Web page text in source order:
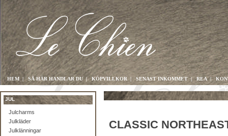
HEM | SÅ HÄR HANDLAR DU |KÖPVILLKOR | SENAST INKOMMET|REA|
JUL
Julcharms
Julkläder
Julklänningar
CLASSIC